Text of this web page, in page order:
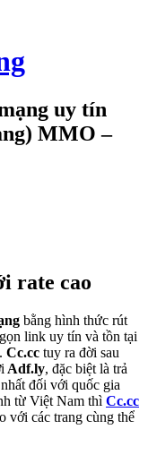
uy tín
MMO –
rate cao
bằng hình thức rút
link uy tín và tồn tại
Cc.cc tuy ra đời sau
Adf.ly, đặc biệt là trả
đối với quốc gia
từ Việt Nam thì Cc.cc
với các trang cùng thể